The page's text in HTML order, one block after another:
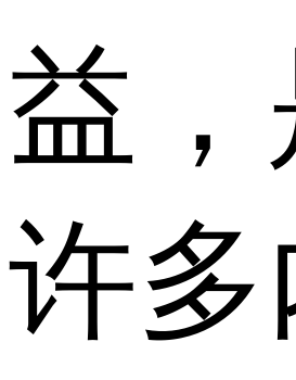
益，
许多